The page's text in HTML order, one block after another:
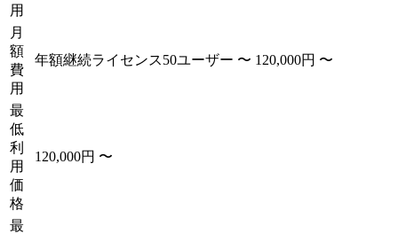
用
月
額
費
用
年額継続ライセンス50ユーザー 〜 120,000円 〜
最
低
利
用
価
格
120,000円 〜
最